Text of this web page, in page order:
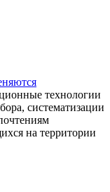
технологии
систематизации
на территории